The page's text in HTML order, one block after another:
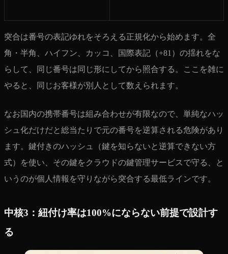
突合は番号の表記ゆれをそろえる正規化から始めます。全
角・半角、ハイフン、カッコ、国際表記（+81）の揺れをな
らして、同じ番号は同じ形にしてから照合する。ここを雑に
やると、同じお客様が別人として数えられます。
なお国内の携帯番号は組み合わせが有限なので、単純なハッ
シュ化だけだと総当たりで元の番号を逆算される危険があり
ます。鍵付きのハッシュ（鍵を知らないと逆算できない方
式）を使い、その鍵をクラウドの鍵管理サービスで守る、と
いうのが個人情報を守りながら突合する最低ラインです。
中核3：紐付け率は100%にならない前提で設計す
る